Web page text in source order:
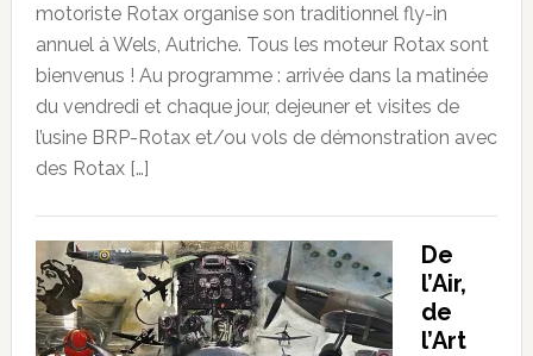
motoriste Rotax organise son traditionnel fly-in
annuel à Wels, Autriche. Tous les moteur Rotax sont
bienvenus ! Au programme : arrivée dans la matinée
du vendredi et chaque jour, dejeuner et visites de
l’usine BRP-Rotax et/ou vols de démonstration avec
des Rotax […]
De
l’Air,
de
l’Art